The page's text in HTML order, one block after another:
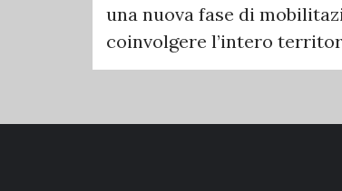
una nuova fase di
coinvolgere l’intero